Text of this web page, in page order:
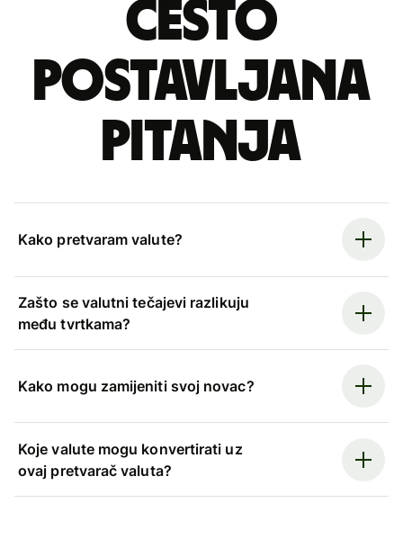
Često
postavljana
pitanja
Kako pretvaram valute?
Zašto se valutni tečajevi razlikuju
među tvrtkama?
Kako mogu zamijeniti svoj novac?
Koje valute mogu konvertirati uz
ovaj pretvarač valuta?